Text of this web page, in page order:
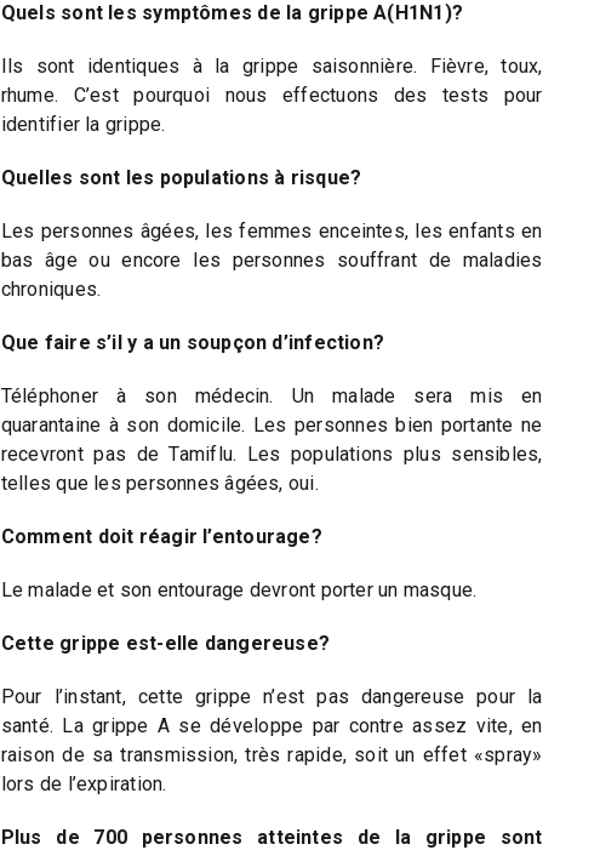
Quels sont les symptômes de la grippe A(H1N1)?
Ils sont identiques à la grippe saisonnière. Fièvre, toux,
rhume. C’est pourquoi nous effectuons des tests pour
identifier la grippe.
Quelles sont les populations à risque?
Les personnes âgées, les femmes enceintes, les enfants en
bas âge ou encore les personnes souffrant de maladies
chroniques.
Que faire s’il y a un soupçon d’infection?
Téléphoner à son médecin. Un malade sera mis en
quarantaine à son domicile. Les personnes bien portante ne
recevront pas de Tamiflu. Les populations plus sensibles,
telles que les personnes âgées, oui.
Comment doit réagir l’entourage?
Le malade et son entourage devront porter un masque.
Cette grippe est-elle dangereuse?
Pour l’instant, cette grippe n’est pas dangereuse pour la
santé. La grippe A se développe par contre assez vite, en
raison de sa transmission, très rapide, soit un effet «spray»
lors de l’expiration.
Plus de 700 personnes atteintes de la grippe sont